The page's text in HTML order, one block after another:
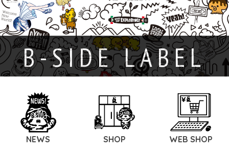
B-SIDE LABEL
NEWS SHOP WEB SHOP